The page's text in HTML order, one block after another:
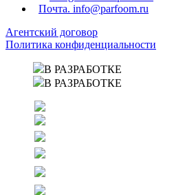
Почта. info@parfoom.ru
Агентский договор
Политика конфиденциальности
В РАЗРАБОТКЕ
В РАЗРАБОТКЕ